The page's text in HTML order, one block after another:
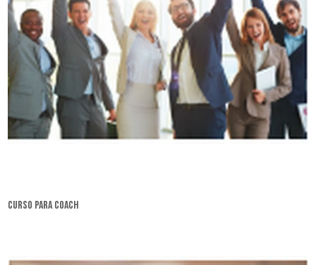
curso para coach